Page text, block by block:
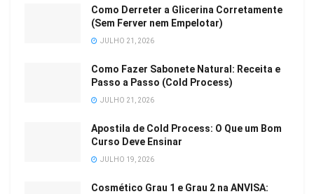
Como Derreter a Glicerina Corretamente
(Sem Ferver nem Empelotar)
JULHO 21, 2026
Como Fazer Sabonete Natural: Receita e
Passo a Passo (Cold Process)
JULHO 21, 2026
Apostila de Cold Process: O Que um Bom
Curso Deve Ensinar
JULHO 19, 2026
Cosmético Grau 1 e Grau 2 na ANVISA: